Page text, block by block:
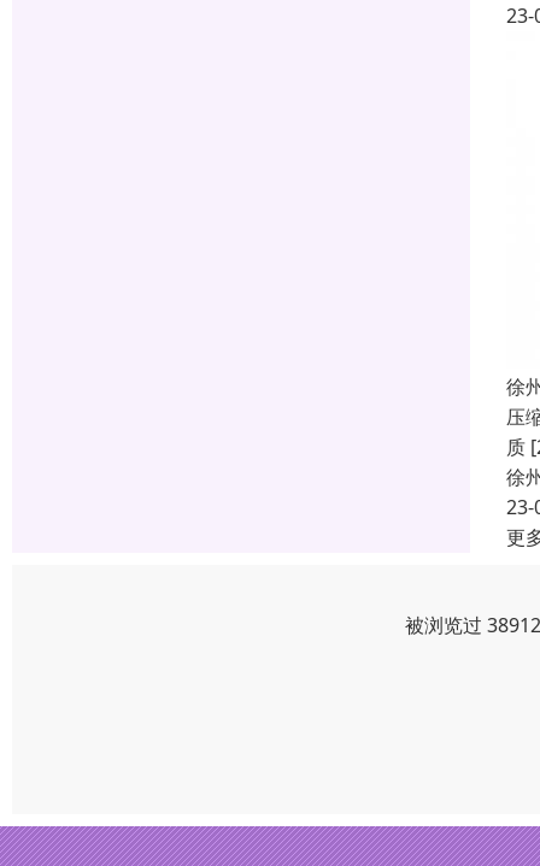
23-
徐
压
质
徐
23-
更
被浏览过